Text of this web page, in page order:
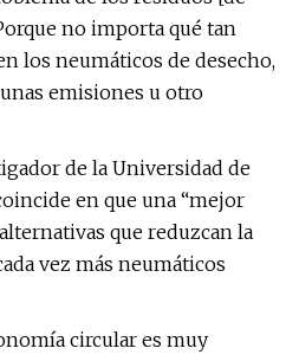
no importa qué tan
los neumáticos de desecho,
emisiones u otro
de la Universidad de
en que una “mejor
que reduzcan la
vez más neumáticos
circular es muy